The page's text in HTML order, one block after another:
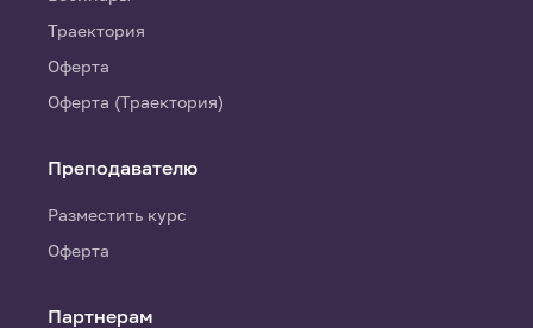
Траектория
Оферта
Оферта (Траектория)
Преподавателю
Разместить курс
Оферта
Партнерам